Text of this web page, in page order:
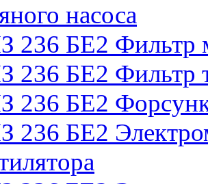
насоса
236 БЕ2 Фильтр
236 БЕ2 Фильтр
236 БЕ2
236 БЕ2